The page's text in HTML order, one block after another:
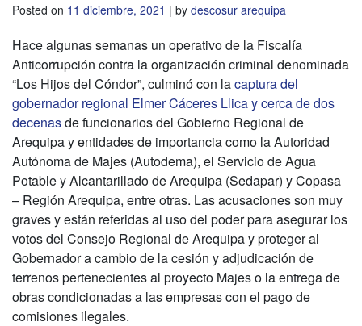
Posted on 11 diciembre, 2021 | by descosur arequipa
Hace algunas semanas un operativo de la Fiscalía
Anticorrupción contra la organización criminal denominada
“Los Hijos del Cóndor”, culminó con lacaptura del
gobernador regional Elmer Cáceres Llica y cerca de dos
decenasde funcionarios del Gobierno Regional de
Arequipa y entidades de importancia como la Autoridad
Autónoma de Majes (Autodema), el Servicio de Agua
Potable y Alcantarillado de Arequipa (Sedapar) y Copasa
– Región Arequipa, entre otras. Las acusaciones son muy
graves y están referidas al uso del poder para asegurar los
votos del Consejo Regional de Arequipa y proteger al
Gobernador a cambio de la cesión y adjudicación de
terrenos pertenecientes al proyecto Majes o la entrega de
obras condicionadas a las empresas con el pago de
comisiones ilegales.